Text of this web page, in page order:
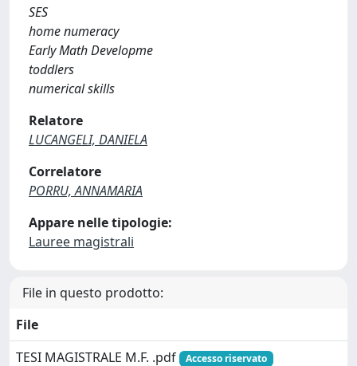
SES
home numeracy
Early Math Developme
toddlers
numerical skills
Relatore
LUCANGELI, DANIELA
Correlatore
PORRU, ANNAMARIA
Appare nelle tipologie:
Lauree magistrali
File in questo prodotto:
File
TESI MAGISTRALE M.F. .pdf
Accesso riservato